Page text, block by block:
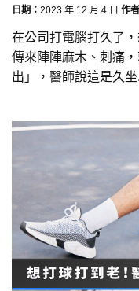
日期： 2023 年 12 月 4 日 作
在公司打電腦打久了
傳來陣陣麻木、刺痛
出」，醫師說這是久坐